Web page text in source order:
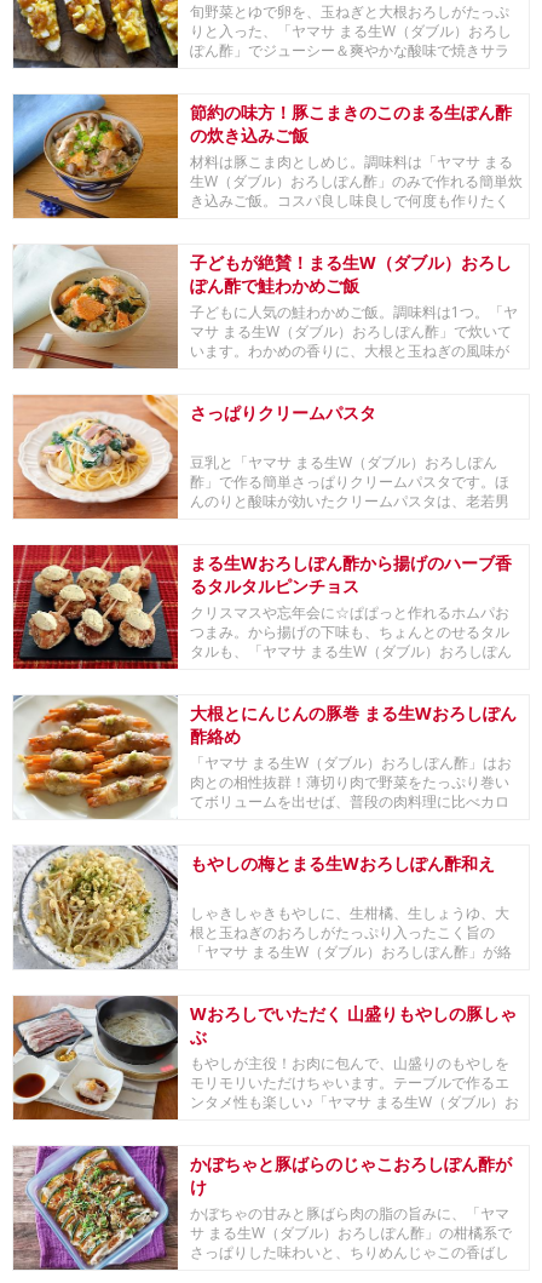
旬野菜とゆで卵を、玉ねぎと大根おろしがたっぷ
りと入った、「ヤマサ まる生W（ダブル）おろし
ぽん酢」でジューシー＆爽やかな酸味で焼きサラ
節約の味方！豚こまきのこのまる生ぽん酢
の炊き込みご飯
材料は豚こま肉としめじ。調味料は「ヤマサ まる
生W（ダブル）おろしぽん酢」のみで作れる簡単炊
き込みご飯。コスパ良し味良しで何度も作りたく
子どもが絶賛！まる生W（ダブル）おろし
ぽん酢で鮭わかめご飯
子どもに人気の鮭わかめご飯。調味料は1つ。「ヤ
マサ まる生W（ダブル）おろしぽん酢」で炊いて
います。わかめの香りに、大根と玉ねぎの風味が
さっぱりクリームパスタ
豆乳と「ヤマサ まる生W（ダブル）おろしぽん
酢」で作る簡単さっぱりクリームパスタです。ほ
んのりと酸味が効いたクリームパスタは、老若男
まる生Wおろしぽん酢から揚げのハーブ香
るタルタルピンチョス
クリスマスや忘年会に☆ぱぱっと作れるホムパお
つまみ。から揚げの下味も、ちょんとのせるタル
タルも、「ヤマサ まる生W（ダブル）おろしぽん
大根とにんじんの豚巻 まる生Wおろしぽん
酢絡め
「ヤマサ まる生W（ダブル）おろしぽん酢」はお
肉との相性抜群！薄切り肉で野菜をたっぷり巻い
てボリュームを出せば、普段の肉料理に比べカロ
もやしの梅とまる生Wおろしぽん酢和え
しゃきしゃきもやしに、生柑橘、生しょうゆ、大
根と玉ねぎのおろしがたっぷり入ったこく旨の
「ヤマサ まる生W（ダブル）おろしぽん酢」が絡
Wおろしでいただく 山盛りもやしの豚しゃ
ぶ
もやしが主役！お肉に包んで、山盛りのもやしを
モリモリいただけちゃいます。テーブルで作るエ
ンタメ性も楽しい♪「ヤマサ まる生W（ダブル）お
かぼちゃと豚ばらのじゃこおろしぽん酢が
け
かぼちゃの甘みと豚ばら肉の脂の旨みに、「ヤマ
サ まる生W（ダブル）おろしぽん酢」の柑橘系で
さっぱりした味わいと、ちりめんじゃこの香ばし